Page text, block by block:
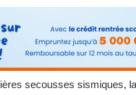
secousses sismiques,